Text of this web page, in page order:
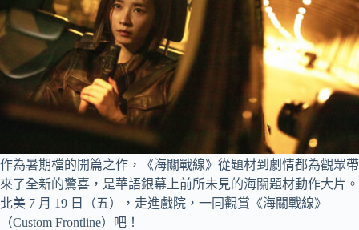
作為暑期檔的開篇之作，《海關戰線》從題材到劇情都為觀眾帶
來了全新的驚喜，是華語銀幕上前所未見的海關題材動作大片。
北美 7 月 19 日（五），走進戲院，一同觀賞《海關戰線》
（Custom Frontline）吧！